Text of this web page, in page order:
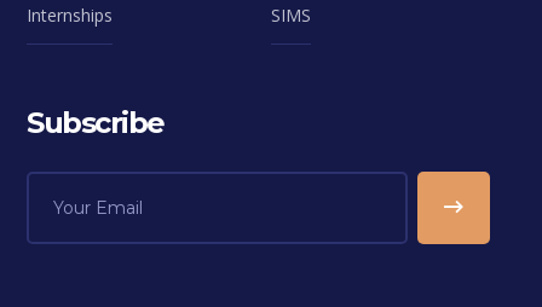
Internships SIMS
Subscribe